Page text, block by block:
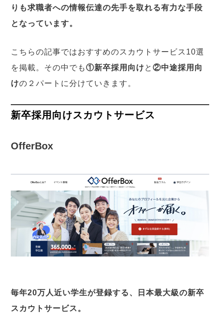
りも求職者への情報伝達の先手を取れる有力な手段
となっています。
こちらの記事ではおすすめのスカウトサービス10選
を掲載。その中でも①新卒採用向けと②中途採用向
けの２パートに分けていきます。
新卒採用向けスカウトサービス
OfferBox
毎年20万人近い学生が登録する、日本最大級の新卒
スカウトサービス。